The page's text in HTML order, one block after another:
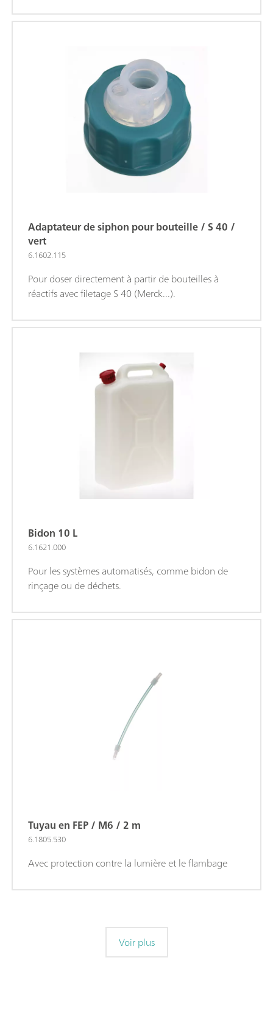
Adaptateur de siphon pour bouteille / S 40 /
vert
6.1602.115
Pour doser directement à partir de bouteilles à
réactifs avec filetage S 40 (Merck...).
Bidon 10 L
6.1621.000
Pour les systèmes automatisés, comme bidon de
rinçage ou de déchets.
Tuyau en FEP / M6 / 2 m
6.1805.530
Avec protection contre la lumière et le flambage
Voir plus